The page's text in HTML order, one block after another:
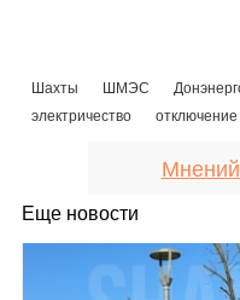
Шахты ШМЭС
электричество
отключение
Еще новости